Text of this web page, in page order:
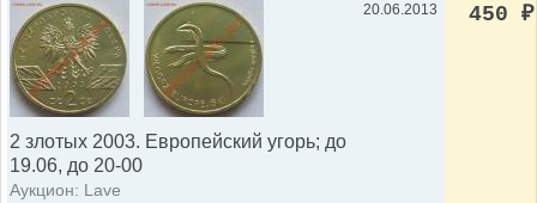
2 злотых 2003. Европейский угорь; до
19.06, до 20-00
Аукцион: Lave
20.06.2013 450 ₽